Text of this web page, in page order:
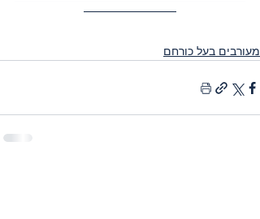
מעורבים בעל כורחם